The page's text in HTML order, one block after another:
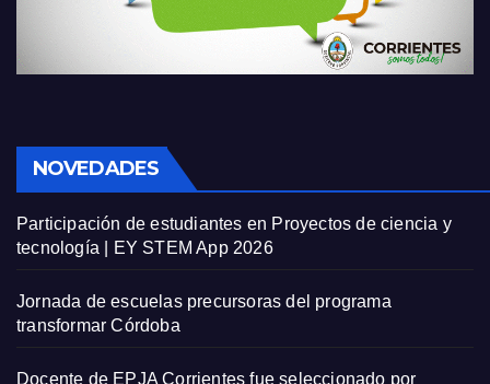
NOVEDADES
Participación de estudiantes en Proyectos de ciencia y
tecnología | EY STEM App 2026
Jornada de escuelas precursoras del programa
transformar Córdoba
Docente de EPJA Corrientes fue seleccionado por